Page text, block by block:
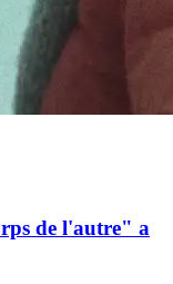
de l'autre" a